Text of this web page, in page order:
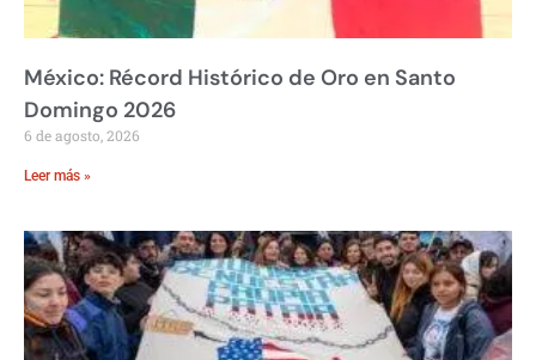
México: Récord Histórico de Oro en Santo
Domingo 2026
6 de agosto, 2026
Leer más »